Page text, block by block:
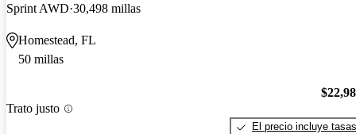
Sprint AWD 30,498 millas
Homestead, FL
50 millas
Trato justo
El precio incluye tasas